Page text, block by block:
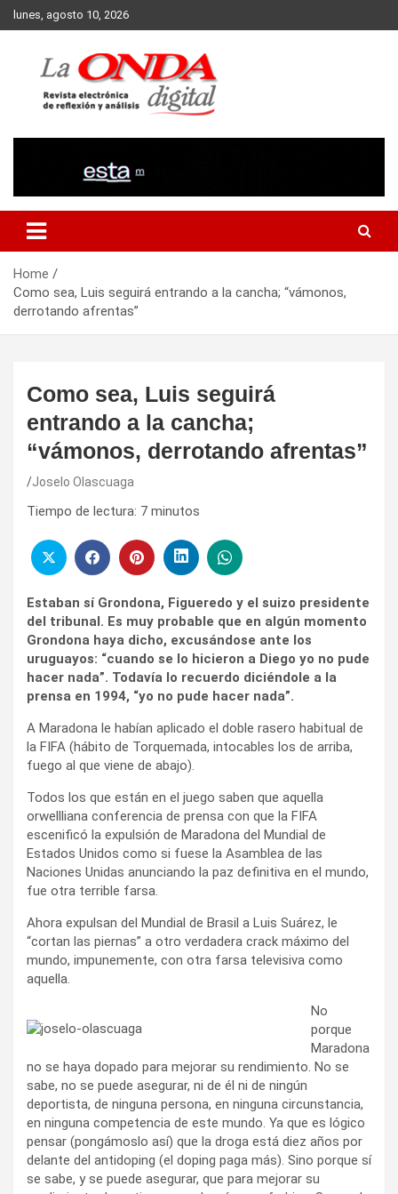
Skip
to
lunes, agosto 10, 2026
Home
Como sea, Luis seguirá entrando a la cancha; “vámonos,
derrotando afrentas”
Como sea, Luis seguirá
entrando a la cancha;
“vámonos, derrotando afrentas”
Joselo Olascuaga
Tiempo de lectura: 7 minutos
Estaban sí Grondona, Figueredo y el suizo presidente
del tribunal. Es muy probable que en algún momento
Grondona haya dicho, excusándose ante los
uruguayos: “cuando se lo hicieron a Diego yo no pude
hacer nada”. Todavía lo recuerdo diciéndole a la
prensa en 1994, “yo no pude hacer nada”.
A Maradona le habían aplicado el doble rasero habitual de
la FIFA (hábito de Torquemada, intocables los de arriba,
fuego al que viene de abajo).
Todos los que están en el juego saben que aquella
orwellliana conferencia de prensa con que la FIFA
escenificó la expulsión de Maradona del Mundial de
Estados Unidos como si fuese la Asamblea de las
Naciones Unidas anunciando la paz definitiva en el mundo,
fue otra terrible farsa.
Ahora expulsan del Mundial de Brasil a Luis Suárez, le
“cortan las piernas” a otro verdadera crack máximo del
mundo, impunemente, con otra farsa televisiva como
aquella.
No
porque
Maradona
no se haya dopado para mejorar su rendimiento. No se
sabe, no se puede asegurar, ni de él ni de ningún
deportista, de ninguna persona, en ninguna circunstancia,
en ninguna competencia de este mundo. Ya que es lógico
pensar (pongámoslo así) que la droga está diez años por
delante del antidoping (el doping paga más). Sino porque sí
se sabe, y se puede asegurar, que para mejorar su